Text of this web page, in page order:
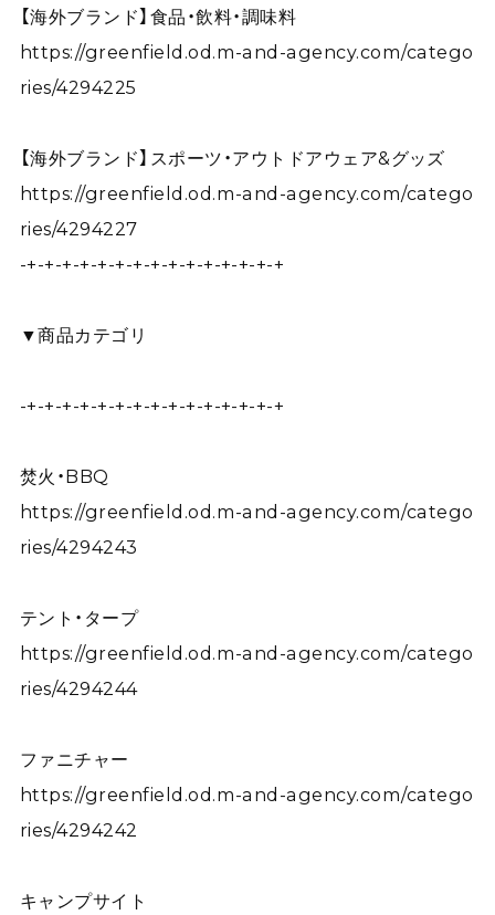
【海外ブランド】食品・飲料・調味料
https://greenfield.od.m-and-agency.com/catego
ries/4294225
【海外ブランド】スポーツ・アウトドアウェア&グッズ
https://greenfield.od.m-and-agency.com/catego
ries/4294227
-+-+-+-+-+-+-+-+-+-+-+-+-+-+-+
▼商品カテゴリ
-+-+-+-+-+-+-+-+-+-+-+-+-+-+-+
焚火・BBQ
https://greenfield.od.m-and-agency.com/catego
ries/4294243
テント・タープ
https://greenfield.od.m-and-agency.com/catego
ries/4294244
ファニチャー
https://greenfield.od.m-and-agency.com/catego
ries/4294242
キャンプサイト